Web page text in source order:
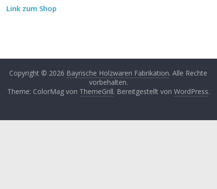
Link zum Shop
Copyright © 2026 Bayrische Holzwaren Fabrikation. Alle Rechte
vorbehalten.
Theme: ColorMag von ThemeGrill. Bereitgestellt von WordPress.